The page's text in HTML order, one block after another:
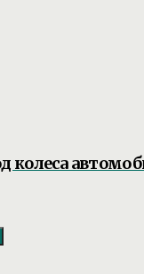
колеса